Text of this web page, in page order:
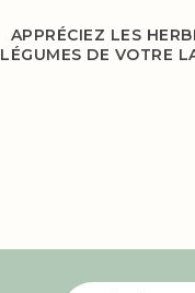
APPRÉCIEZ LES
LÉGUMES DE VOTRE